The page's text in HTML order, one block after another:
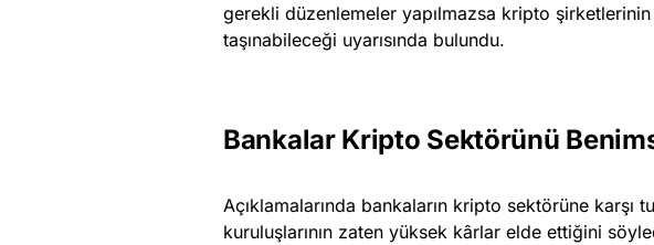
gerekli düzenlemeler yapılmazsa kripto
taşınabileceği uyarısında bulundu.
Bankalar Kripto Sektörünü
Açıklamalarında bankaların kripto sektörüne karşı
kuruluşlarının zaten yüksek kârlar elde ettiğini